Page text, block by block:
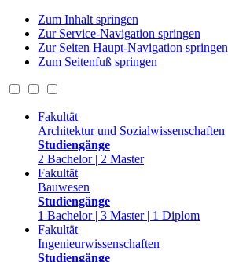
Zum Inhalt springen
Zur Service-Navigation springen
Zur Seiten Haupt-Navigation springen
Zum Seitenfuß springen
Fakultät
Architektur und Sozialwissenschaften
Studiengänge
2 Bachelor | 2 Master
Fakultät
Bauwesen
Studiengänge
1 Bachelor | 3 Master | 1 Diplom
Fakultät
Ingenieurwissenschaften
Studiengänge